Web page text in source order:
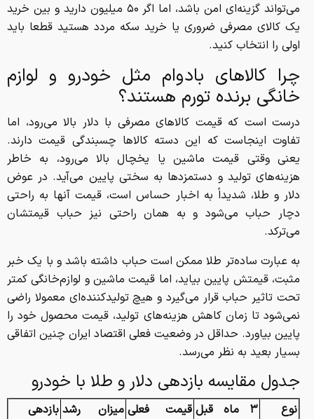
می‌تواند گزینه‌ای امن باشد، اما اگر ۵۰ میلیون دارید و بین خرید
یک کالای مصرفی ضروری یا خرید سکه مردد هستید قطعا باید
اولی را انتخاب کنید.
چرا کالا‌های بادوام مثل خودرو و لوازم
خانگی برنده تورم هستند؟
درست است که قیمت کالا‌های مصرفی با دلار بالا می‌رود، اما
تفاوت اینجاست که این دسته کالا‌ها چسبندگی قیمت دارند.
یعنی وقتی قیمت ماشین یا یخچال بالا می‌رود، به خاطر
هزینه‌های تولید و دستمزد‌ها به سختی پایین می‌آید. در عوض
دلار و طلا، شدیداً به اخبار حساس است، قیمت آنها به راحتی
دچار حباب می‌شود و به همان راحتی نیز حباب قیمتشان
می‌ترکد.
به عبارت ساده‌تر طلا ممکن است حباب داشته باشد و با یک خبر
مثبت، قیمتش پایین بیاید، اما قیمت ماشین و لوازم‌خانگی کمتر
تحت تاثیر حباب قرار می‌گیرد و هیچ تولیدکننده‌ای معمولا راضی
نمی‌شود تا زمان کاهش هزینه‌های تولید، قیمت محصول خود را
پایین بیاورد. حداقل در وضعیت فعلی اقتصاد ایران چنین اتفاقی
بسیار بعید به نظر می‌رسد.
جدول مقایسه بازدهی دلار و طلا با خودرو
نوع
۳ ماه قبل قیمت فعلی میزان رشد بازدهی